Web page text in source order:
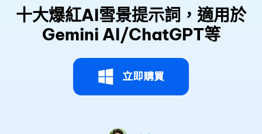
十大爆紅AI雪景提示詞，適用於
Gemini AI/ChatGPT等
立即購買